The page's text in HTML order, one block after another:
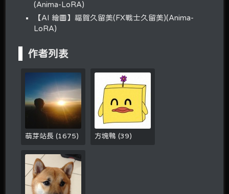
(Anima-LoRA)
【AI 繪圖】福賀久留美(FX戰士久留美)(Anima-
LoRA)
作者列表
萌芽站長(1675) 方塊鴨(39)